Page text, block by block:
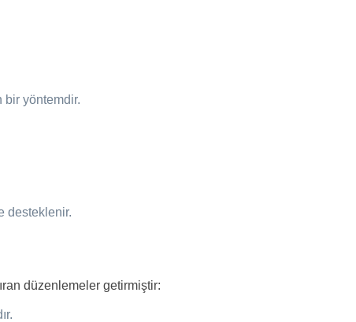
bir yöntemdir.
desteklenir.
düzenlemeler getirmiştir: